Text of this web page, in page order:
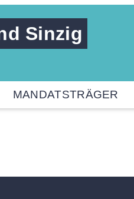
Sinzig
MANDATSTRÄGER